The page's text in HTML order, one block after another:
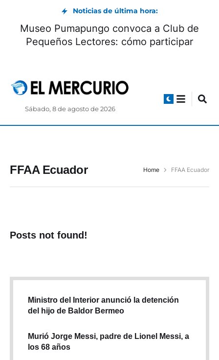
Noticias de última hora:
Museo Pumapungo convoca a Club de
Pequeños Lectores: cómo participar
Sábado, 8 de agosto de 2026
FFAA Ecuador Home FFAA Ecuador
Posts not found!
Ministro del Interior anunció la detención
del hijo de Baldor Bermeo
Murió Jorge Messi, padre de Lionel Messi, a
los 68 años